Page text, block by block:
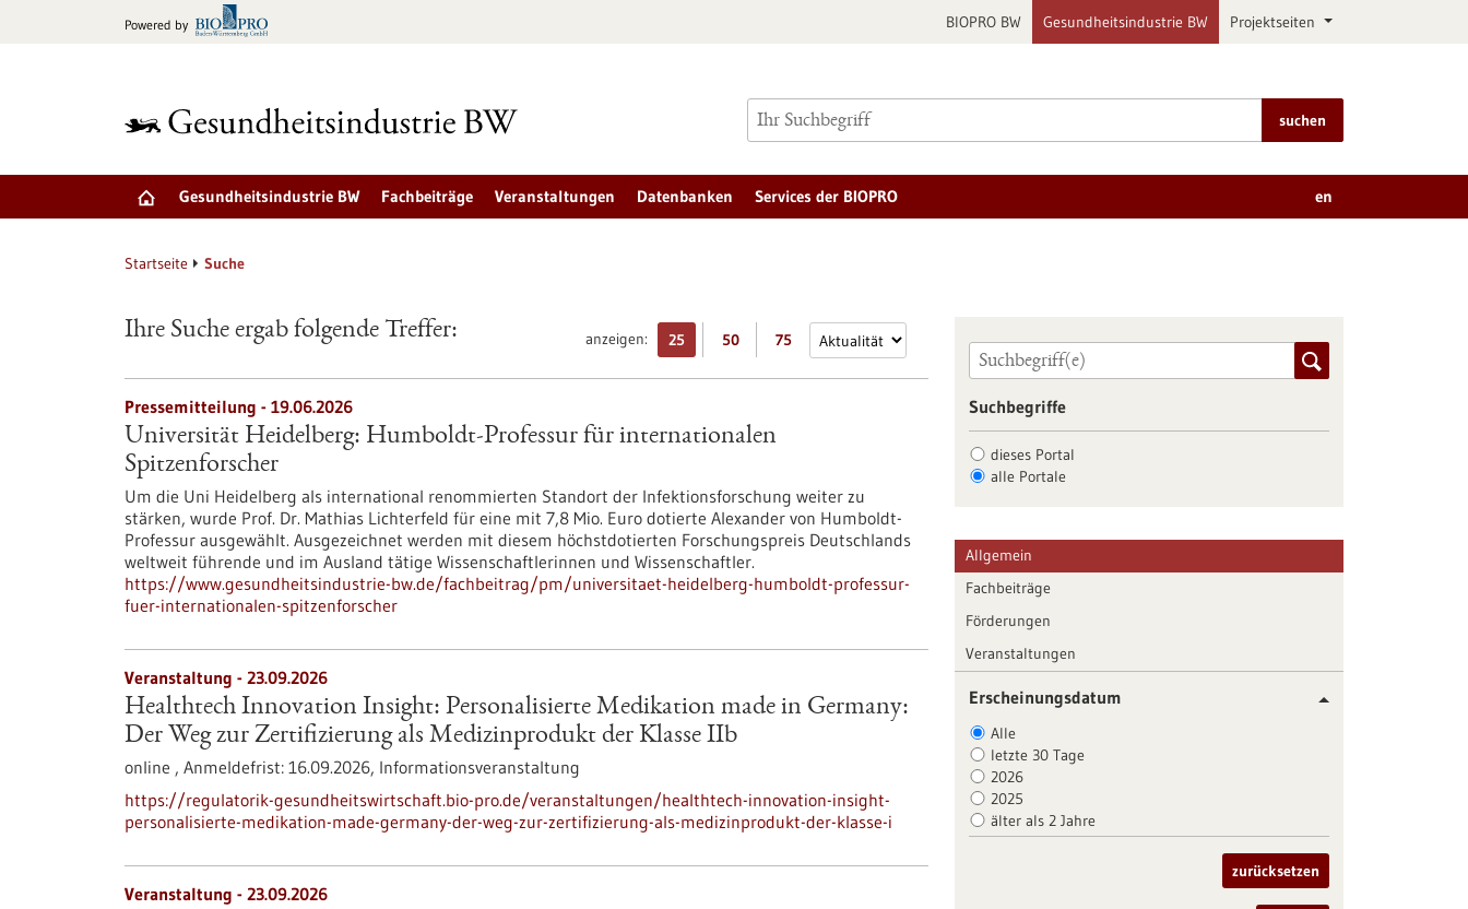
Powered by BIOPRO BW Gesundheitsindustrie BW Projektseiten
suchen
Gesundheitsindustrie BW Fachbeiträge Veranstaltungen Datenbanken Services der BIOPRO en
Startseite Suche
anzeigen: 25 50 75
Ihre Suche ergab folgende Treffer:
Pressemitteilung - 19.06.2026
Universität Heidelberg: Humboldt-Professur für internationalen
Spitzenforscher
Um die Uni Heidelberg als international renommierten Standort der Infektionsforschung weiter zu
stärken, wurde Prof. Dr. Mathias Lichterfeld für eine mit 7,8 Mio. Euro dotierte Alexander von Humboldt-
Professur ausgewählt. Ausgezeichnet werden mit diesem höchstdotierten Forschungspreis Deutschlands
weltweit führende und im Ausland tätige Wissenschaftlerinnen und Wissenschaftler.
https://www.gesundheitsindustrie-bw.de/fachbeitrag/pm/universitaet-heidelberg-humboldt-professur-
fuer-internationalen-spitzenforscher
Veranstaltung - 23.09.2026
Healthtech Innovation Insight: Personalisierte Medikation made in Germany:
Der Weg zur Zertifizierung als Medizinprodukt der Klasse IIb
online , Anmeldefrist: 16.09.2026, Informationsveranstaltung
https://regulatorik-gesundheitswirtschaft.bio-pro.de/veranstaltungen/healthtech-innovation-insight-
personalisierte-medikation-made-germany-der-weg-zur-zertifizierung-als-medizinprodukt-der-klasse-i
Veranstaltung - 23.09.2026
Suchbegriffe
dieses Portal
alle Portale
Allgemein
Fachbeiträge
Förderungen
Veranstaltungen
Erscheinungsdatum
Alle
letzte 30 Tage
2026
2025
älter als 2 Jahre
zurücksetzen